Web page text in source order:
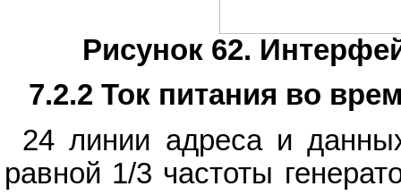
Рисунок 62.
7.2.2 Ток питания во
24 линии адреса и
равной 1/3 частоты